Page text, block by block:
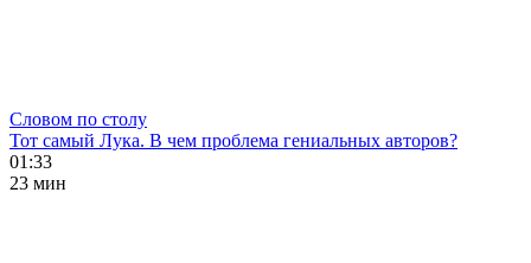
Словом по столу
Тот самый Лука. В чем проблема гениальных авторов?
01:33
23 мин